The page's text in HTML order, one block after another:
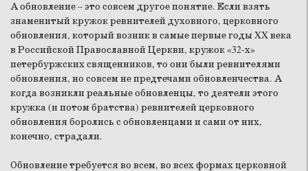
А обновление – это совсем другое понятие. Если взять
знаменитый кружок ревнителей духовного, церковного
обновления, который возник в самые первые годы XX века
в Российской Православной Церкви, кружок «32-х»
петербуржских священников, то они были ревнителями
обновления, но совсем не предтечами обновленчества. А
когда возникли реальные обновленцы, то деятели этого
кружка (и потом братства) ревнителей церковного
обновления боролись с обновленцами и сами от них,
конечно, страдали.
Обновление требуется во всем, во всех формах церковной